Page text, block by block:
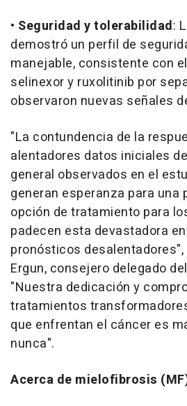
• Seguridad y tolerabilidad:
demostró un perfil de
manejable, consistente con
selinexor y ruxolitinib por
observaron nuevas señales
"La contundencia de la
alentadores datos iniciales
general observados en el
generan esperanza para una
opción de tratamiento para
padecen esta devastadora
pronósticos
Ergun, consejero delegado
"Nuestra dedicación y
tratamientos
que enfrentan el cáncer es
nunca".
Acerca de mielofibrosis